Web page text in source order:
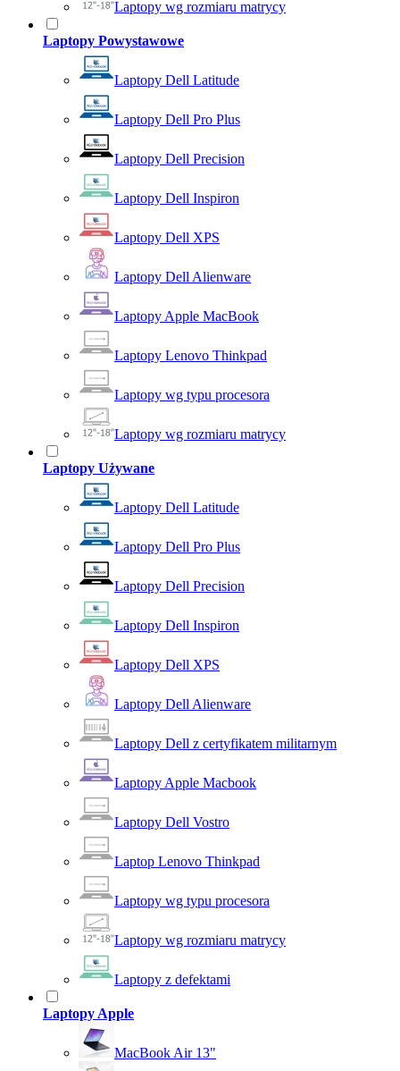
Laptopy wg rozmiaru matrycy
Laptopy Powystawowe
Laptopy Dell Latitude
Laptopy Dell Pro Plus
Laptopy Dell Precision
Laptopy Dell Inspiron
Laptopy Dell XPS
Laptopy Dell Alienware
Laptopy Apple MacBook
Laptopy Lenovo Thinkpad
Laptopy wg typu procesora
Laptopy wg rozmiaru matrycy
Laptopy Używane
Laptopy Dell Latitude
Laptopy Dell Pro Plus
Laptopy Dell Precision
Laptopy Dell Inspiron
Laptopy Dell XPS
Laptopy Dell Alienware
Laptopy Dell z certyfikatem militarnym
Laptopy Apple Macbook
Laptopy Dell Vostro
Laptop Lenovo Thinkpad
Laptopy wg typu procesora
Laptopy wg rozmiaru matrycy
Laptopy z defektami
Laptopy Apple
MacBook Air 13"